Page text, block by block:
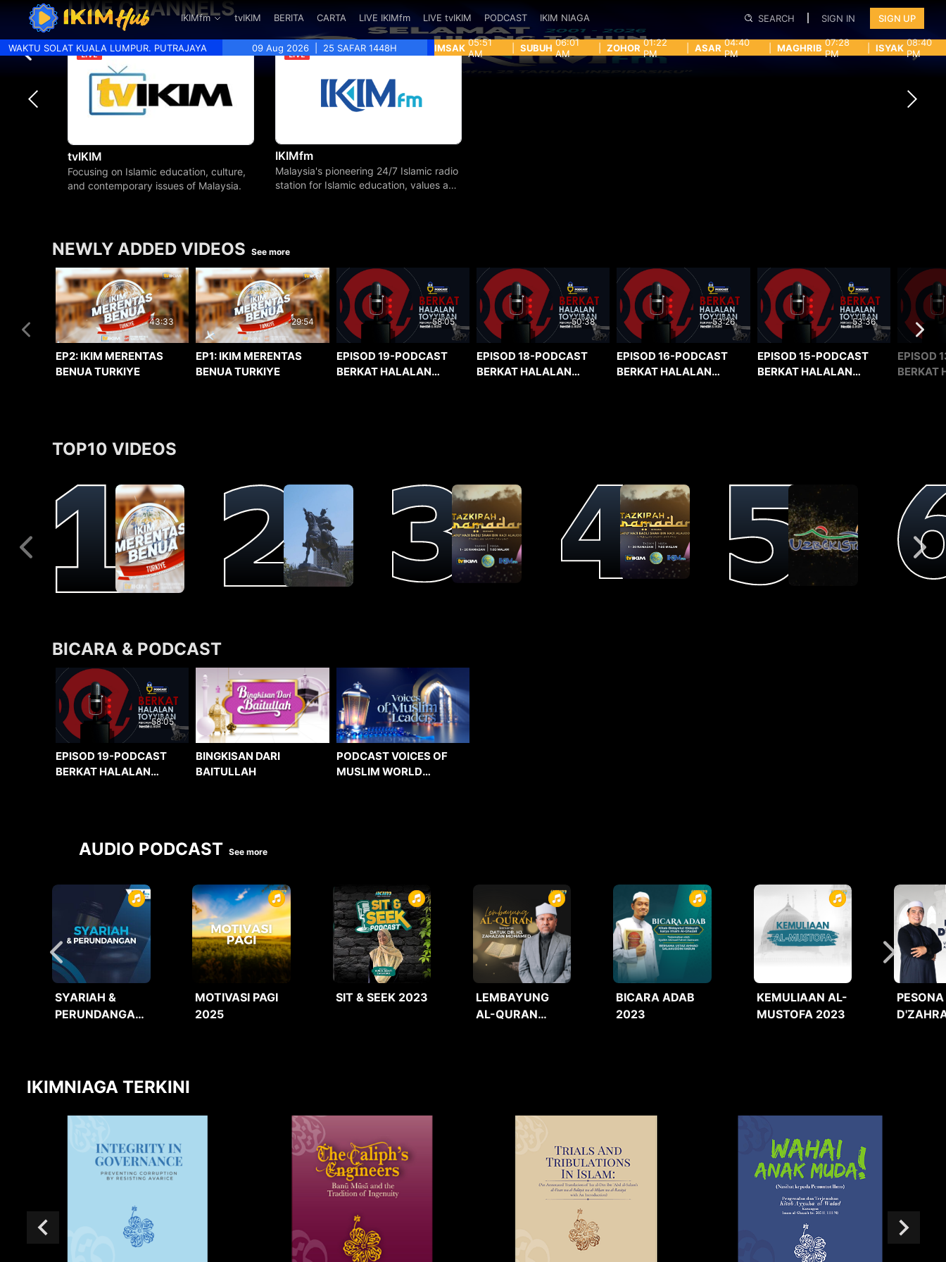
IKIMfm tvIKIM BERITA CARTA LIVE IKIMfm LIVE tvIKIM PODCAST IKIM NIAGA SEARCH SIGN IN SIGN UP
WAKTU SOLAT KUALA LUMPUR. PUTRAJAYA 09 Aug 2026 25 SAFAR 1448H IMSAK 05:51
AM
SUBUH 06:01
AM
ZOHOR 01:22
PM
ASAR 04:40
PM
MAGHRIB 07:28
PM
ISYAK 08:40
PM
LIVE CHANNELS
tvIKIM
Focusing on Islamic education, culture,
and contemporary issues of Malaysia.
IKIMfm
Malaysia's pioneering 24/7 Islamic radio
station for Islamic education, values and
NEWLY ADDED VIDEOS See more
43:33
EP2: IKIM MERENTAS
BENUA TURKIYE
29:54
EP1: IKIM MERENTAS
BENUA TURKIYE
58:05
EPISOD 19-PODCAST
BERKAT HALALAN
50:38
EPISOD 18-PODCAST
BERKAT HALALAN
53:26
EPISOD 16-PODCAST
BERKAT HALALAN
53:36
EPISOD 15-PODCAST
BERKAT HALALAN
EPISOD
BERKAT
TOP10 VIDEOS
BICARA & PODCAST
58:05
EPISOD 19-PODCAST
BERKAT HALALAN
BINGKISAN DARI
BAITULLAH
PODCAST VOICES OF
MUSLIM WORLD
AUDIO PODCAST See more
SYARIAH &
PERUNDANGAN
MOTIVASI PAGI
2025
SIT & SEEK 2023
LEMBAYUNG
AL-QURAN
BICARA ADAB
2023
KEMULIAAN AL-
MUSTOFA 2023
PESONA
IKIMNIAGA TERKINI